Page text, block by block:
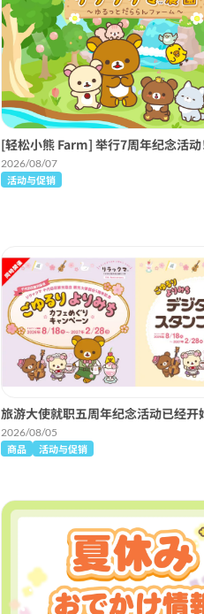
[轻松小熊 Farm] 举行7周年纪念活动
2026/08/07
活动与促销
旅游大使就职五周年纪念活动已经开
2026/08/05
商品 活动与促销